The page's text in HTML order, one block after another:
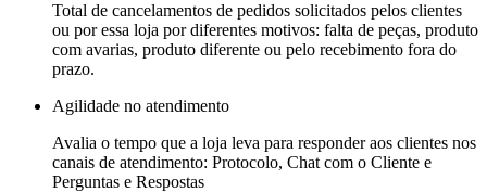
Total de cancelamentos de pedidos solicitados pelos clientes
ou por essa loja por diferentes motivos: falta de peças, produto
com avarias, produto diferente ou pelo recebimento fora do
prazo.
Agilidade no atendimento
Avalia o tempo que a loja leva para responder aos clientes nos
canais de atendimento: Protocolo, Chat com o Cliente e
Perguntas e Respostas